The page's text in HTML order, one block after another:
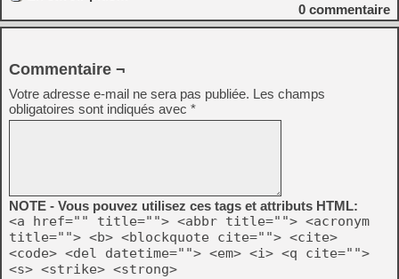
0 commentaire
Commentaire ¬
Votre adresse e-mail ne sera pas publiée. Les champs
obligatoires sont indiqués avec *
NOTE - Vous pouvez utilisez ces tags et attributs HTML:
<a href="" title=""> <abbr title=""> <acronym
title=""> <b> <blockquote cite=""> <cite>
<code> <del datetime=""> <em> <i> <q cite="">
<s> <strike> <strong>